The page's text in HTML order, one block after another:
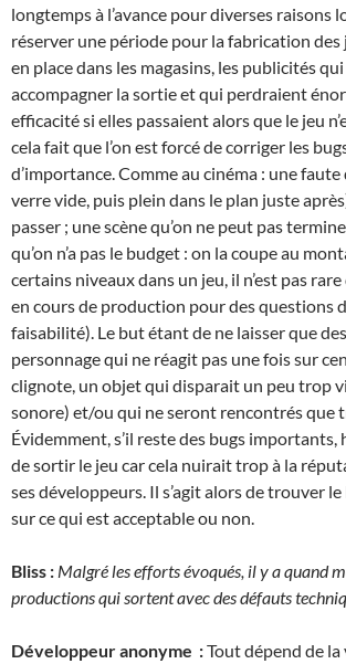
longtemps à l’avance pour diverses raisons
réserver une période pour la fabrication des
en place dans les magasins, les publicités
accompagner la sortie et qui perdraient
efficacité si elles passaient alors que le jeu
cela fait que l’on est forcé de corriger les
d’importance. Comme au cinéma : une
verre vide, puis plein dans le plan juste
passer ; une scène qu’on ne peut pas
qu’on n’a pas le budget : on la coupe au
certains niveaux dans un jeu, il n’est pas
en cours de production pour des questions
faisabilité). Le but étant de ne laisser que
personnage qui ne réagit pas une fois sur
clignote, un objet qui disparait un peu trop
sonore) et/ou qui ne seront rencontrés que
Évidemment, s’il reste des bugs importants,
de sortir le jeu car cela nuirait trop à la
ses développeurs. Il s’agit alors de trouver
sur ce qui est acceptable ou non.
Bliss : Malgré les efforts évoqués, il y a quand
productions qui sortent avec des défauts
Développeur anonyme :Tout dépend de